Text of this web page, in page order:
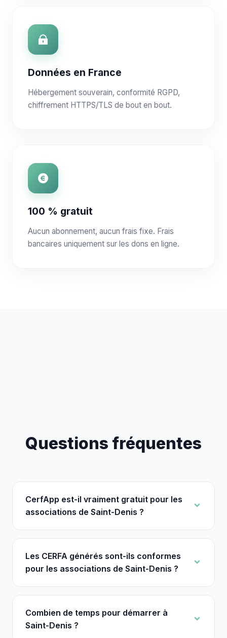
Données en France
Hébergement souverain, conformité RGPD,
chiffrement HTTPS/TLS de bout en bout.
100 % gratuit
Aucun abonnement, aucun frais fixe. Frais
bancaires uniquement sur les dons en ligne.
Questions fréquentes
CerfApp est-il vraiment gratuit pour les
associations de Saint-Denis ?
Les CERFA générés sont-ils conformes
pour les associations de Saint-Denis ?
Combien de temps pour démarrer à
Saint-Denis ?